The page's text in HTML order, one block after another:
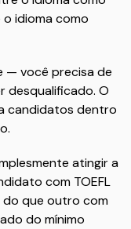
idioma como
— você precisa de
desqualificado. O
candidatos dentro
atingir a
com TOEFL
do que outro com
do mínimo